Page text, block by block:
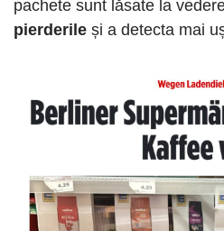
pachete sunt lăsate la
pierderile și a detecta mai